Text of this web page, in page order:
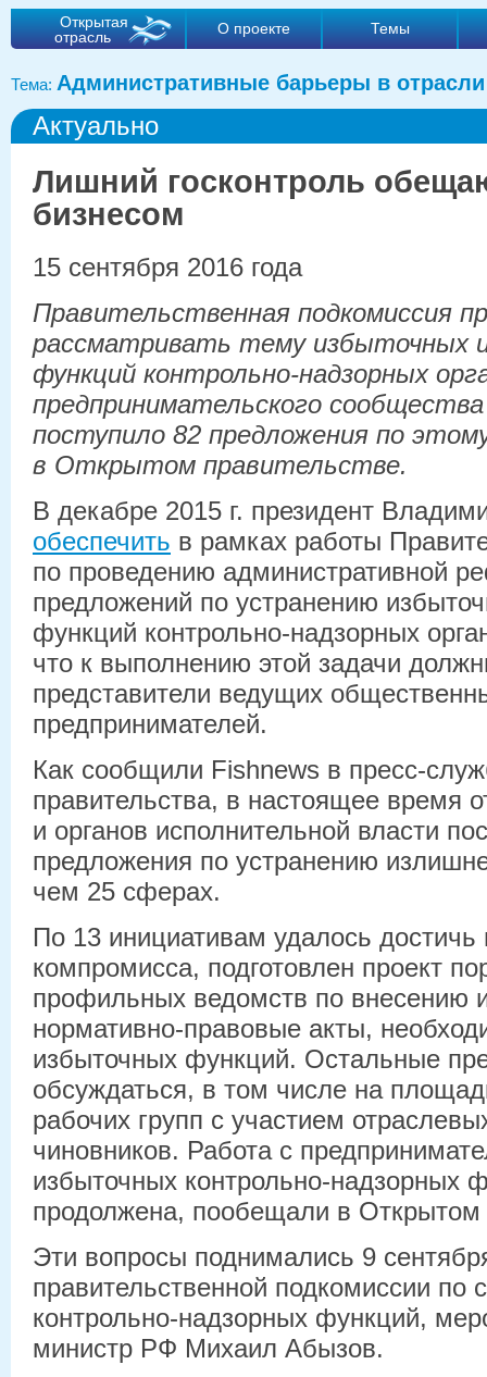
Открытая
отрасль
О проекте Темы
Тема: Административные барьеры в отрасли
Актуально
Лишний госконтроль
бизнесом
15 сентября 2016 года
Правительственная подкомиссия
рассматривать тему избыточных
функций контрольно-надзорных
предпринимательского
поступило 82 предложения по
в Открытом правительстве.
В декабре 2015 г. президент
обеспечить в рамках работы
по проведению административной
предложений по устранению
функций контрольно-надзорных
что к выполнению этой задачи
представители ведущих
предпринимателей.
Как сообщили Fishnews в пресс-
правительства, в настоящее время
и органов исполнительной власти
предложения по устранению
чем 25 сферах.
По 13 инициативам удалось достичь
компромисса, подготовлен проект
профильных ведомств по внесению
нормативно-правовые акты,
избыточных функций. Остальные
обсуждаться, в том числе на
рабочих групп с участием
чиновников. Работа с
избыточных контрольно-надзорных
продолжена, пообещали в Открытом
Эти вопросы поднимались 9
правительственной подкомиссии по
контрольно-надзорных функций,
министр РФ Михаил Абызов.